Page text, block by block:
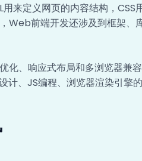
来定义网页的内容结构，CSS
Web前端开发还涉及到框架、
化、响应式布局和多浏览器兼
计、JS编程、浏览器渲染引擎